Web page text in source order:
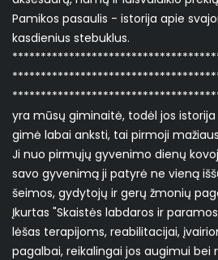
Pamikos pasaulis - istorija apie
kasdienius stebuklus.
yra mūsų giminaitė, todėl jos
gimė labai anksti, tai pirmoji
Ji nuo pirmųjų gyvenimo dienų
savo gyvenimą ji patyrė ne vieną
šeimos, gydytojų ir gerų žmonių
Įkurtas "Skaistės labdaros ir
lėšas terapijoms, reabilitacijai,
pagalbai, reikalingai jos augimui bei